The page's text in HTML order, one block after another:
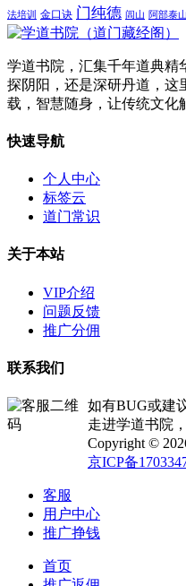
法培训 金口诀 门纯德 闾山 阿部泰山
学道书院，汇集千年道典精
探阴阳，还是深研丹道，这
载，智慧随身，让传统文化
快速导航
个人中心
标签云
道门常识
关于本站
VIP介绍
问题反馈
推广分佣
联系我们
如有BUG或建
走进学道书院
Copyright ©
京ICP备
客服
用户中心
推广挣钱
首页